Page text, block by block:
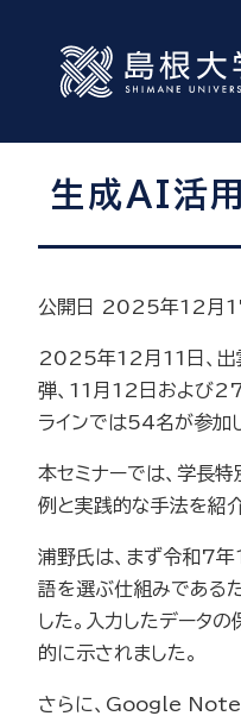
生成AI活
公開日 2025年12月
2025年12月11日、出
弾、11月12日および27
ラインでは54名が参加
本セミナーでは、学長
例と実践的な手法を紹介
浦野氏は、まず令和7年
語を選ぶ仕組みである
した。入力したデータ
的に示されました。
さらに、Google